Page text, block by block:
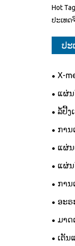
Hot
ປະເທດ
ປະ
X-
ແຜ່
ລໍ້ປີ້ງ
ການ
ແຜ່
ແຜ່
ການ
ອະຣ
ມາດ
ເຕັນ